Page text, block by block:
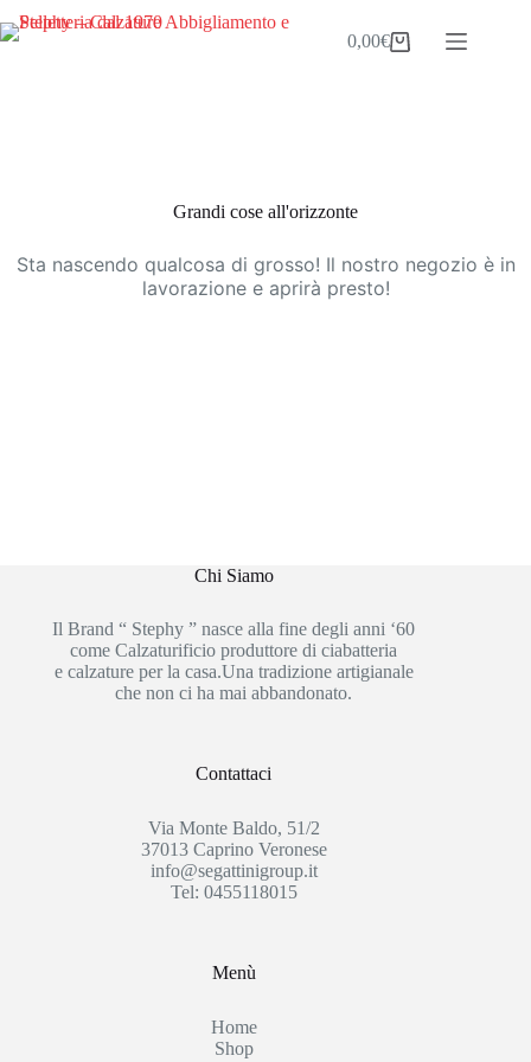
al
Carrello
0,00€
Grandi cose all'orizzonte
Sta nascendo qualcosa di grosso! Il nostro negozio è in
lavorazione e aprirà presto!
Chi Siamo
Il Brand “ Stephy ” nasce alla fine degli anni ‘60
come Calzaturificio produttore di ciabatteria
e calzature per la casa.Una tradizione artigianale
che non ci ha mai abbandonato.
Contattaci
Via Monte Baldo, 51/2
37013 Caprino Veronese
info@segattinigroup.it
Tel: 0455118015
Menù
Home
Shop